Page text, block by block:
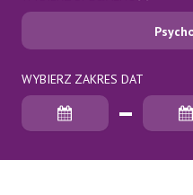
WYBIERZ ZAKRES DAT
Data rozpoczęcia
Data zakończenia